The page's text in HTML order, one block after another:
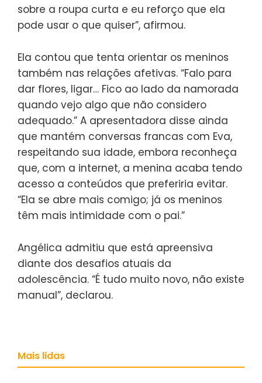
sobre a roupa curta e eu reforço que ela
pode usar o que quiser”, afirmou.
Ela contou que tenta orientar os meninos
também nas relações afetivas. “Falo para
dar flores, ligar… Fico ao lado da namorada
quando vejo algo que não considero
adequado.” A apresentadora disse ainda
que mantém conversas francas com Eva,
respeitando sua idade, embora reconheça
que, com a internet, a menina acaba tendo
acesso a conteúdos que preferiria evitar.
“Ela se abre mais comigo; já os meninos
têm mais intimidade com o pai.”
Angélica admitiu que está apreensiva
diante dos desafios atuais da
adolescência. “É tudo muito novo, não existe
manual”, declarou.
Mais lidas